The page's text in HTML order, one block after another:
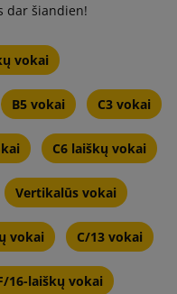
dar šiandien!
vokai
B5 vokai C3 vokai
C6 laiškų vokai
Vertikalūs vokai
vokai C/13 vokai
16-laiškų vokai